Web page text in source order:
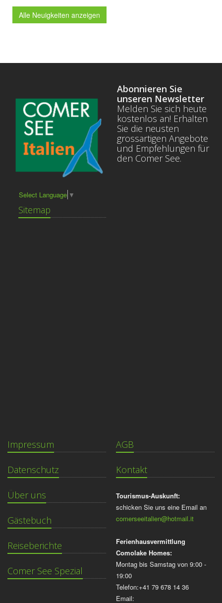
Alle Neuigkeiten anzeigen
Select Language ▼
Sitemap
Abonnieren Sie
unseren Newsletter
Melden Sie sich heute
kostenlos an! Erhalten
Sie die neusten
grossartigen Angebote
und Empfehlungen für
den Comer See.
Impressum
Datenschutz
Über uns
Gästebuch
Reiseberichte
Comer See Spezial
AGB
Kontakt
Tourismus-Auskunft:
schicken Sie uns eine Email an
comerseeitalien@hotmail.it
Ferienhausvermittlung
Comolake Homes:
Montag bis Samstag von 9:00 -
19:00
Telefon:+41 79 678 14 36
Email: